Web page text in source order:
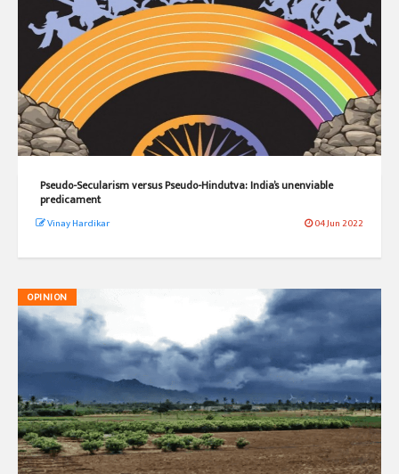
Pseudo-Secularism versus Pseudo-Hindutva: India’s unenviable
predicament
Vinay Hardikar 04 Jun 2022
OPINION